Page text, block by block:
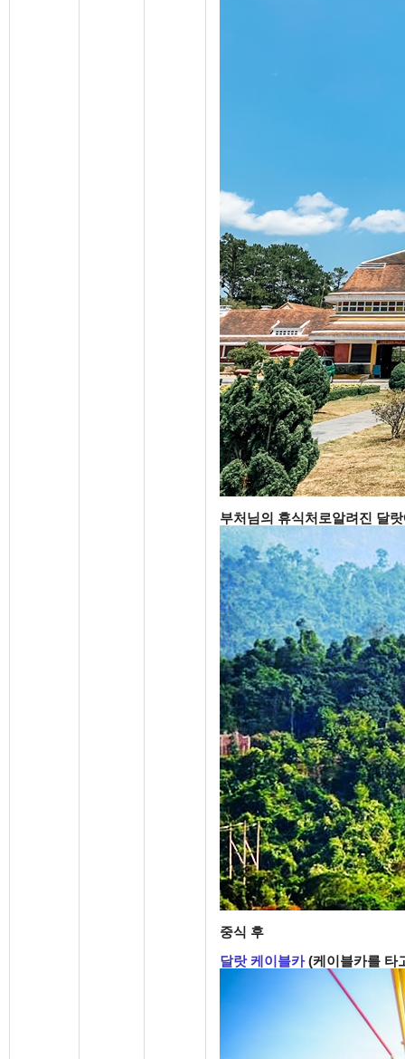
부처님의 휴식처로알려진 달
중식 후
달랏 케이블카 (케이블카를 타